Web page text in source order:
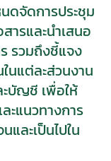
ดจัดการประชุม
ารและนำเสนอ
รวมถึงชี้แจง
นแต่ละส่วนงาน
บัญชี เพื่อให้
ะแนวทางการ
ละเป็นไปใน